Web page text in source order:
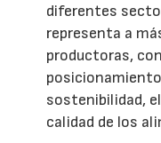
diferentes
representa a
productoras,
sostenibilidad,
calidad de los